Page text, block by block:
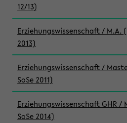
12/13)
Erziehungswissenschaft / M.A.
2013)
Erziehungswissenschaft /
SoSe 2011)
Erziehungswissenschaft GHR /
SoSe 2014)